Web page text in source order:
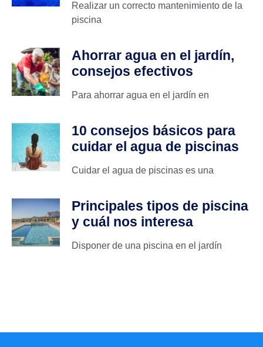
Realizar un correcto mantenimiento de la
piscina
Ahorrar agua en el jardín,
consejos efectivos
Para ahorrar agua en el jardín en
10 consejos básicos para
cuidar el agua de piscinas
Cuidar el agua de piscinas es una
Principales tipos de piscina
y cuál nos interesa
Disponer de una piscina en el jardín